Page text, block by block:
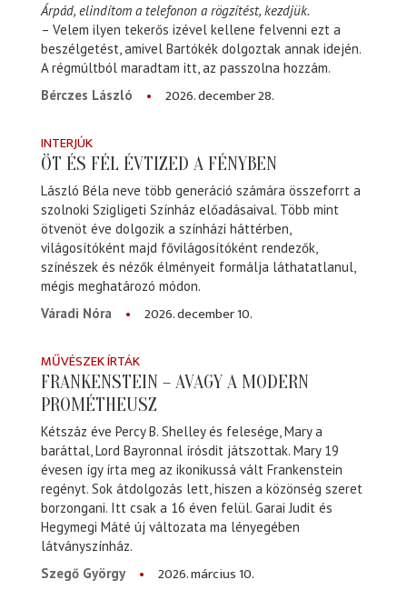
Árpád, elindítom a telefonon a rögzítést, kezdjük.
– Velem ilyen tekerős izével kellene felvenni ezt a
beszélgetést, amivel Bartókék dolgoztak annak idején.
A régmúltból maradtam itt, az passzolna hozzám.
Bérczes László
2026. december 28.
INTERJÚK
ÖT ÉS FÉL ÉVTIZED A FÉNYBEN
László Béla neve több generáció számára összeforrt a
szolnoki Szigligeti Színház előadásaival. Több mint
ötvenöt éve dolgozik a színházi háttérben,
világosítóként majd fővilágosítóként rendezők,
színészek és nézők élményeit formálja láthatatlanul,
mégis meghatározó módon.
Váradi Nóra
2026. december 10.
MŰVÉSZEK ÍRTÁK
FRANKENSTEIN – AVAGY A MODERN
PROMÉTHEUSZ
Kétszáz éve Percy B. Shelley és felesége, Mary a
baráttal, Lord Bayronnal írósdit játszottak. Mary 19
évesen így írta meg az ikonikussá vált Frankenstein
regényt. Sok átdolgozás lett, hiszen a közönség szeret
borzongani. Itt csak a 16 éven felül. Garai Judit és
Hegymegi Máté új változata ma lényegében
látványszínház.
Szegő György
2026. március 10.